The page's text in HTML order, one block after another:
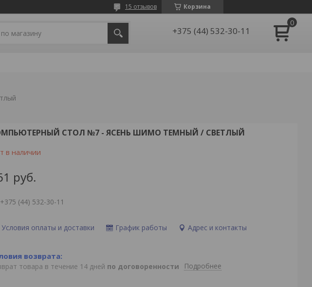
Корзина
15 отзывов
+375 (44) 532-30-11
СТОЛ №7 - ЯСЕНЬ ШИМО ТЕМНЫЙ / СВЕТЛЫЙ
в наличии
руб.
+375 (44) 532-30-11
Условия оплаты и доставки График работы Адрес и контакты
товара в течение 14 дней по договоренности Подробнее